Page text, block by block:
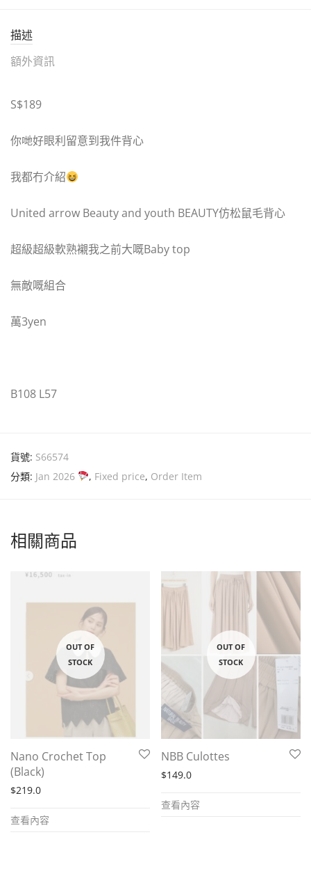
描述
額外資訊
S$189
你哋好眼利留意到我件背心
我都冇介紹
United arrow Beauty and youth BEAUTY仿松鼠毛背心
超級超級軟熟襯我之前大嘅Baby top
無敵嘅組合
萬3yen
B108 L57
貨號: S66574
分類: Jan 2026 , Fixed price, Order Item
相關商品
Nano Crochet Top
(Black)
$219.0
查看內容
NBB Culottes
$149.0
查看內容